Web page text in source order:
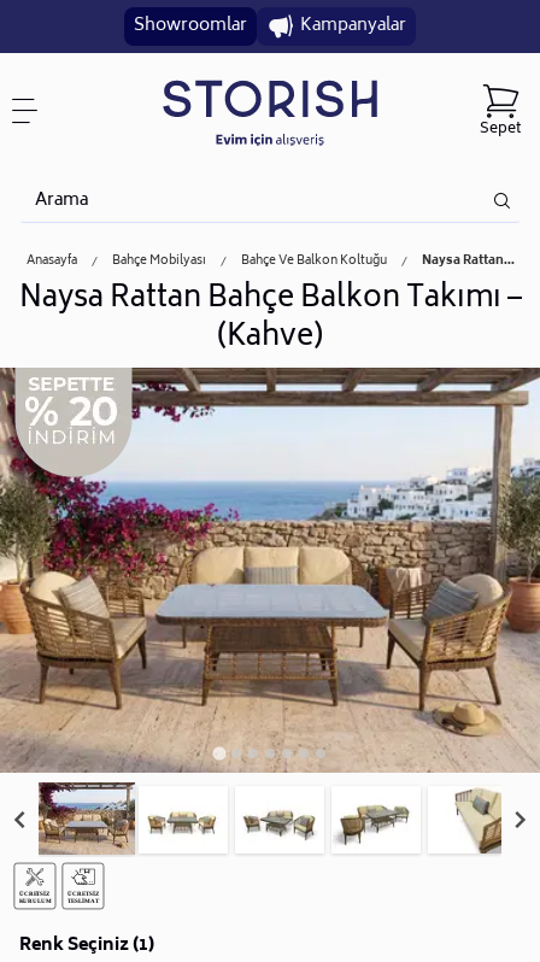
Showroomlar Kampanyalar
Sepet
Anasayfa Bahçe Mobilyası Bahçe Ve Balkon Koltuğu Naysa Rattan...
Naysa Rattan Bahçe Balkon Takımı –
(Kahve)
Renk Seçiniz (1)